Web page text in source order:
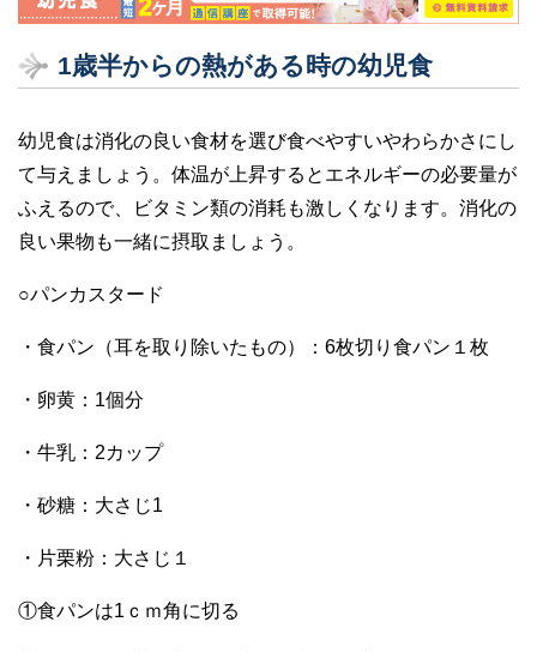
1歳半からの熱がある時の幼児食
幼児食は消化の良い食材を選び食べやすいやわらかさにし
て与えましょう。体温が上昇するとエネルギーの必要量が
ふえるので、ビタミン類の消耗も激しくなります。消化の
良い果物も一緒に摂取ましょう。
○パンカスタード
・食パン（耳を取り除いたもの）：6枚切り食パン１枚
・卵黄：1個分
・牛乳：2カップ
・砂糖：大さじ1
・片栗粉：大さじ１
①食パンは1ｃｍ角に切る